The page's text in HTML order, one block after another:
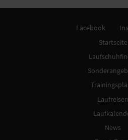
Facebook
Startseite
Laufreisen
News